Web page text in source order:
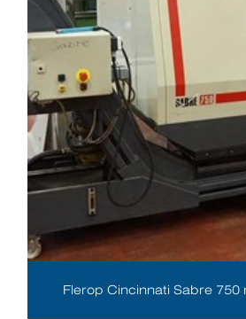
Flerop Cincinnati Sabre 750